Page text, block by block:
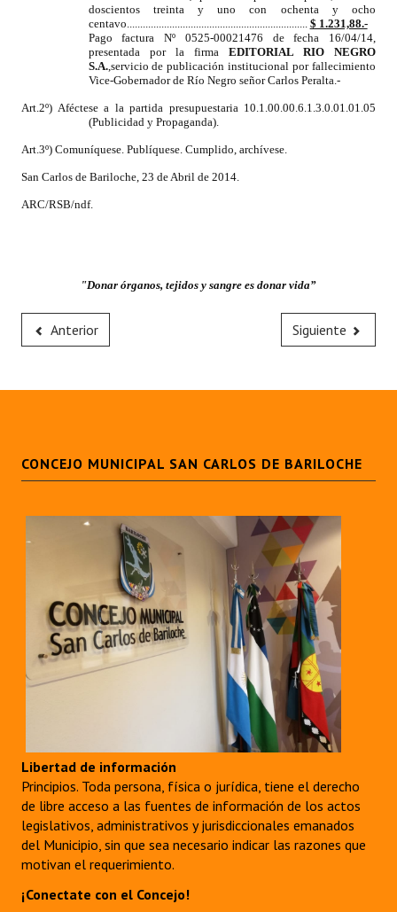
Declaraciones
Resoluciones
INSTITUCIONAL
Antiguos Pobladores
Noticias Destacadas
Datos Históricos
Premio al Mérito - Registro
Audiencias Públicas - Registro
Mujeres que Dejaron Huellas - Registro
Ciudadano Ilustre - Registro
Huéspedes de Honor - Registro
Antiguos Pobladores - Registro
Reconocimientos - Registro
Bariloche, Municipio intercultural
Entrega de distinciones
REFORMA DE LA CARTA ORGÁNICA
doscientos treinta y uno con ochenta y ocho
centavo.................................................................... $ 1.231,88.-
Pago factura Nº 0525-00021476 de fecha 16/04/14,
presentada por la firma EDITORIAL RIO NEGRO
S.A.,servicio de publicación institucionalpor fallecimiento
Vice-Gobernador de Río Negro señor Carlos Peralta.-
Art.2º) Aféctese a la partida presupuestaria 10.1.00.00.6.1.3.0.01.01.05
(Publicidad y Propaganda).
Art.3º) Comuníquese. Publíquese. Cumplido, archívese.
San Carlos de Bariloche, 23 de Abril de 2014.
ARC/RSB/ndf.
"Donar órganos, tejidos y sangre es donar vida”
Anterior Siguiente
CONCEJO MUNICIPAL SAN CARLOS DE BARILOCHE
Libertad de información
Principios. Toda persona, física o jurídica, tiene el derecho
de libre acceso a las fuentes de información de los actos
legislativos, administrativos y jurisdiccionales emanados
del Municipio, sin que sea necesario indicar las razones que
motivan el requerimiento.
¡Conectate con el Concejo!